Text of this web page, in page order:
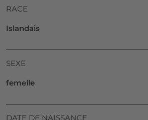
RACE
Islandais
SEXE
femelle
DATE DE NAISSANCE